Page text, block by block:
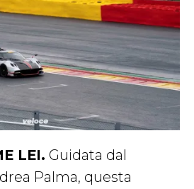
LEI. Guidata dal
Palma, questa